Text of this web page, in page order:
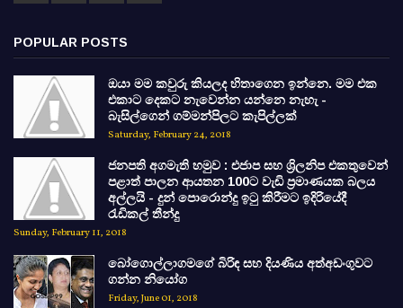
POPULAR POSTS
ඔයා මම කවුරු කියලද හිතාගෙන ඉන්නෙ. මම එක
එකාට දෙකට නැවෙන්න යන්නෙ නැහැ -
බැසිල්ගෙන් ගම්මන්පිලට කැපිල්ලක්
Saturday, February 24, 2018
ජනපති අගමැති හමුව : එජාප සහ ශ්‍රිලනිප එකතුවෙන්
පළාත් පාලන ආයතන 100ට වැඩි ප්‍රමාණයක බලය
අල්ලයි - දුන් පොරොන්දු ඉටු කිරීමට ඉදිරියේදී
රැඩිකල් තීන්දු
Sunday, February 11, 2018
බෝගොල්ලාගමගේ බිරිඳ සහ දියණිය අත්අඩංගුවට
ගන්න නියෝග
Friday, June 01, 2018